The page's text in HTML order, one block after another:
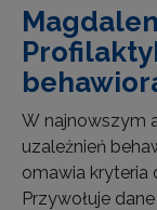
W najnowszym
uzależnień
omawia kryteria
Przywołuje